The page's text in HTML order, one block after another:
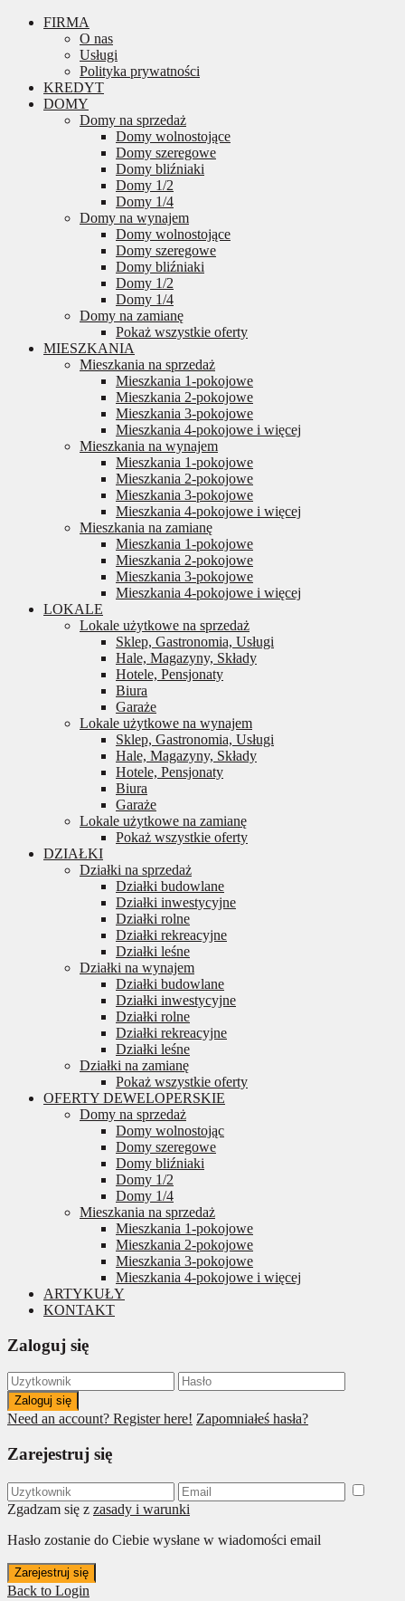
FIRMA
O nas
Usługi
Polityka prywatności
KREDYT
DOMY
Domy na sprzedaż
Domy wolnostojące
Domy szeregowe
Domy bliźniaki
Domy 1/2
Domy 1/4
Domy na wynajem
Domy wolnostojące
Domy szeregowe
Domy bliźniaki
Domy 1/2
Domy 1/4
Domy na zamianę
Pokaż wszystkie oferty
MIESZKANIA
Mieszkania na sprzedaż
Mieszkania 1-pokojowe
Mieszkania 2-pokojowe
Mieszkania 3-pokojowe
Mieszkania 4-pokojowe i więcej
Mieszkania na wynajem
Mieszkania 1-pokojowe
Mieszkania 2-pokojowe
Mieszkania 3-pokojowe
Mieszkania 4-pokojowe i więcej
Mieszkania na zamianę
Mieszkania 1-pokojowe
Mieszkania 2-pokojowe
Mieszkania 3-pokojowe
Mieszkania 4-pokojowe i więcej
LOKALE
Lokale użytkowe na sprzedaż
Sklep, Gastronomia, Usługi
Hale, Magazyny, Składy
Hotele, Pensjonaty
Biura
Garaże
Lokale użytkowe na wynajem
Sklep, Gastronomia, Usługi
Hale, Magazyny, Składy
Hotele, Pensjonaty
Biura
Garaże
Lokale użytkowe na zamianę
Pokaż wszystkie oferty
DZIAŁKI
Działki na sprzedaż
Działki budowlane
Działki inwestycyjne
Działki rolne
Działki rekreacyjne
Działki leśne
Działki na wynajem
Działki budowlane
Działki inwestycyjne
Działki rolne
Działki rekreacyjne
Działki leśne
Działki na zamianę
Pokaż wszystkie oferty
OFERTY DEWELOPERSKIE
Domy na sprzedaż
Domy wolnostojąc
Domy szeregowe
Domy bliźniaki
Domy 1/2
Domy 1/4
Mieszkania na sprzedaż
Mieszkania 1-pokojowe
Mieszkania 2-pokojowe
Mieszkania 3-pokojowe
Mieszkania 4-pokojowe i więcej
ARTYKUŁY
KONTAKT
Zaloguj się
Zaloguj się
Need an account? Register here! Zapomniałeś hasła?
Zarejestruj się
Zgadzam się z zasady i warunki
Hasło zostanie do Ciebie wysłane w wiadomości email
Zarejestruj się
Back to Login